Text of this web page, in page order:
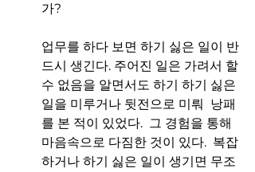
가?
업무를 하다 보면 하기 싫은 일이 반
드시 생긴다. 주어진 일은 가려서 할
수 없음을 알면서도 하기 하기 싫은
일을 미루거나 뒷전으로 미뤄  낭패
를 본 적이 있었다.  그 경험을 통해
마음속으로 다짐한 것이 있다.  복잡
하거나 하기 싫은 일이 생기면 무조